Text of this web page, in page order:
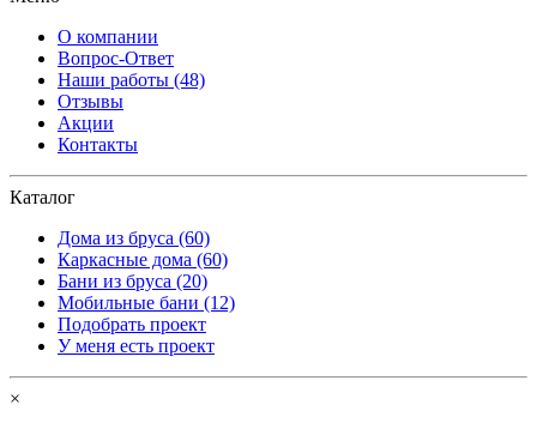
О компании
Вопрос-Ответ
Наши работы (48)
Отзывы
Акции
Контакты
Каталог
Дома из бруса (60)
Каркасные дома (60)
Бани из бруса (20)
Мобильные бани (12)
Подобрать проект
У меня есть проект
×